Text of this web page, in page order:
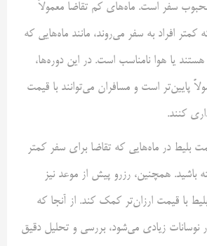
سفر است. ماه‌های کم تقاضا معمولاً
افراد به سفر می‌روند، مانند ماه‌هایی که
یا هوا نامناسب است. در این دوره‌ها،
پایین‌تر است و مسافران می‌توانند با قیمت
کنند.
بلیط در ماه‌هایی که تقاضا برای سفر کمتر
باشید. همچنین، رزرو پیش از موعد نیز
با قیمت ارزان‌تر کمک کند. از آنجا که
نوسانات زیادی می‌شود، بررسی و تحلیل دقیق